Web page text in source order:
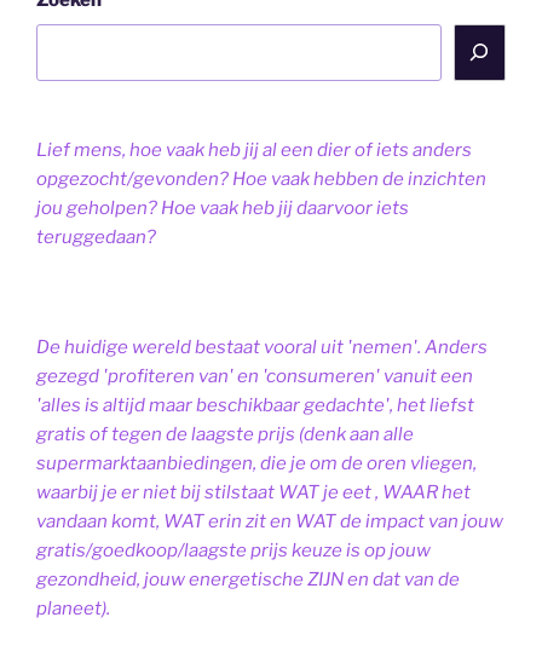
Lief mens, hoe vaak heb jij al een dier of iets anders
opgezocht/gevonden? Hoe vaak hebben de inzichten
jou geholpen? Hoe vaak heb jij daarvoor iets
teruggedaan?
De huidige wereld bestaat vooral uit 'nemen'. Anders
gezegd 'profiteren van' en 'consumeren' vanuit een
'alles is altijd maar beschikbaar gedachte', het liefst
gratis of tegen de laagste prijs (denk aan alle
supermarktaanbiedingen, die je om de oren vliegen,
waarbij je er niet bij stilstaat WAT je eet , WAAR het
vandaan komt, WAT erin zit en WAT de impact van jouw
gratis/goedkoop/laagste prijs keuze is op jouw
gezondheid, jouw energetische ZIJN en dat van de
planeet).